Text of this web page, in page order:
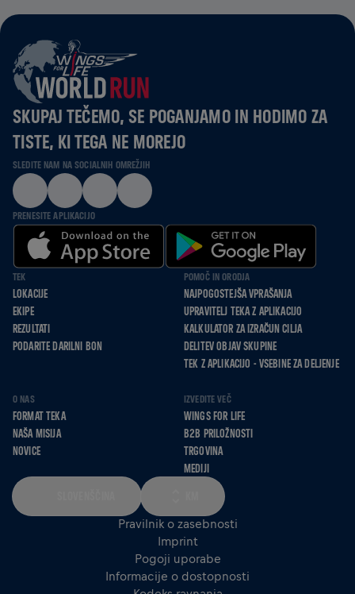
SKUPAJ TEČEMO, SE POGANJAMO IN HODIMO ZA
TISTE, KI TEGA NE MOREJO
SLEDITE NAM NA SOCIALNIH OMREŽJIH
PRENESITE APLIKACIJO
TEK
LOKACIJE
EKIPE
REZULTATI
PODARITE DARILNI BON
POMOČ IN ORODJA
NAJPOGOSTEJŠA VPRAŠANJA
UPRAVITELJ TEKA Z APLIKACIJO
KALKULATOR ZA IZRAČUN CILJA
DELITEV OBJAV SKUPINE
TEK Z APLIKACIJO - VSEBINE ZA DELJENJE
O NAS
FORMAT TEKA
NAŠA MISIJA
NOVICE
IZVEDITE VEČ
WINGS FOR LIFE
B2B PRILOŽNOSTI
TRGOVINA
MEDIJI
Pravilnik o zasebnosti
Imprint
Pogoji uporabe
Informacije o dostopnosti